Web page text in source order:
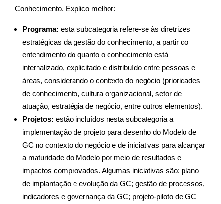
Conhecimento. Explico melhor:
Programa: esta subcategoria refere-se às diretrizes
estratégicas da gestão do conhecimento, a partir do
entendimento do quanto o conhecimento está
internalizado, explicitado e distribuído entre pessoas e
áreas, considerando o contexto do negócio (prioridades
de conhecimento, cultura organizacional, setor de
atuação, estratégia de negócio, entre outros elementos).
Projetos: estão incluídos nesta subcategoria a
implementação de projeto para desenho do Modelo de
GC no contexto do negócio e de iniciativas para alcançar
a maturidade do Modelo por meio de resultados e
impactos comprovados. Algumas iniciativas são: plano
de implantação e evolução da GC; gestão de processos,
indicadores e governança da GC; projeto-piloto de GC